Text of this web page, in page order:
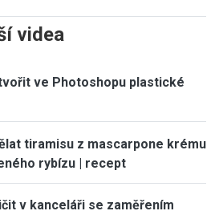
videa
ve Photoshopu plastické
tiramisu z mascarpone krému
rybízu | recept
v kanceláři se zaměřením